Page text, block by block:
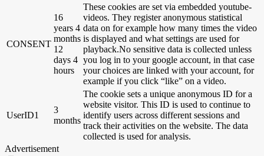
CONSENT
16
years 4
months
12
days 4
hours
These cookies are set via embedded youtube-
videos. They register anonymous statistical
data on for example how many times the video
is displayed and what settings are used for
playback.No sensitive data is collected unless
you log in to your google account, in that case
your choices are linked with your account, for
example if you click “like” on a video.
UserID1
3
months
The cookie sets a unique anonymous ID for a
website visitor. This ID is used to continue to
identify users across different sessions and
track their activities on the website. The data
collected is used for analysis.
Advertisement